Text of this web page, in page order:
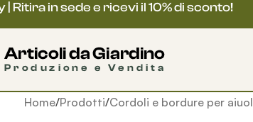
Ritira in sede e ricevi il 10% di sconto!
Home Prodotti Cordoli e bordure per